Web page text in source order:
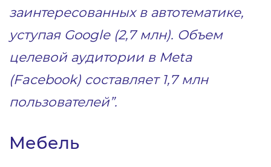
заинтересованных в автотематике,
уступая Google (2,7 млн). Объем
целевой аудитории в Meta
(Facebook) составляет 1,7 млн
пользователей”.
Мебель